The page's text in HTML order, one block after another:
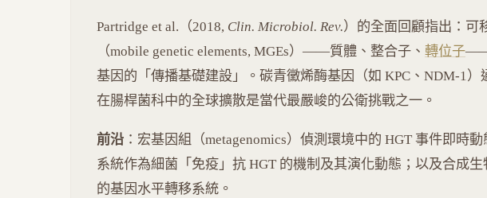
Partridge et al.（2018, Clin. Microbiol. Rev.）的全面回顧指出：可
（mobile genetic elements, MGEs）——質體、整合子、 轉位子——
基因的「傳播基礎建設」。碳青黴烯酶基因（如 KPC、NDM-1）
在腸桿菌科中的全球擴散是當代最嚴峻的公衛挑戰之一。
前沿 ：宏基因組（metagenomics）偵測環境中的 HGT 事件即時動
系統作為細菌「免疫」抗 HGT 的機制及其演化動態；以及合成
的基因水平轉移系統。